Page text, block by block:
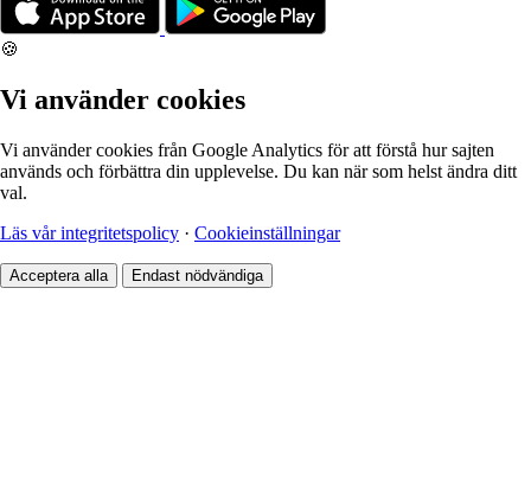
🍪
Vi använder cookies
Vi använder cookies från Google Analytics för att förstå hur sajten
används och förbättra din upplevelse. Du kan när som helst ändra ditt
val.
Läs vår integritetspolicy · Cookieinställningar
Acceptera alla Endast nödvändiga